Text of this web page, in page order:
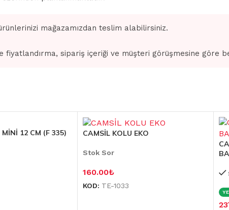
mağazamızdan teslim alabilirsiniz.
fiyatlandırma, sipariş içeriği ve müşteri görüşmesine göre
12 CM (F 335) CAMSİL KOLU EKO
Stok Sor
160.00₺
KOD: TE-1033